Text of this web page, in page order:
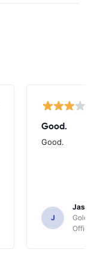
Good.
Good.
J